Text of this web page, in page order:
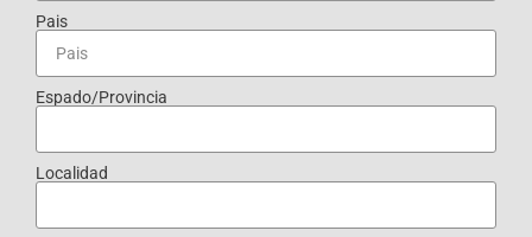
Pais
Espado/Provincia
Localidad